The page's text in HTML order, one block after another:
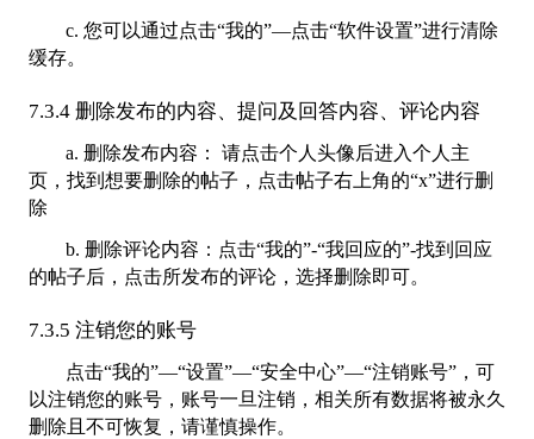
c. 您可以通过点击“我的”—点击“软件设置”进行清除
缓存。
7.3.4 删除发布的内容、提问及回答内容、评论内容
a. 删除发布内容： 请点击个人头像后进入个人主
页，找到想要删除的帖子，点击帖子右上角的“x”进行删
除
b. 删除评论内容：点击“我的”-“我回应的”-找到回应
的帖子后，点击所发布的评论，选择删除即可。
7.3.5 注销您的账号
点击“我的”—“设置”—“安全中心”—“注销账号”，可
以注销您的账号，账号一旦注销，相关所有数据将被永久
删除且不可恢复，请谨慎操作。